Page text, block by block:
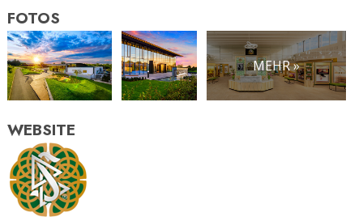
FOTOS
MEHR »
WEBSITE